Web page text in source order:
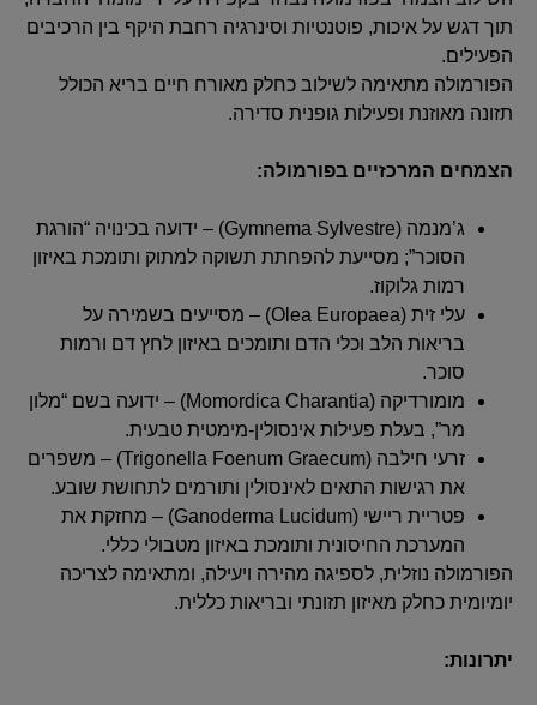
תוך דגש על איכות, פוטנטיות וסינרגיה רחבת היקף בין הרכיבים
הפעילים.
הפורמולה מתאימה לשילוב כחלק מאורח חיים בריא הכולל
תזונה מאוזנת ופעילות גופנית סדירה.
הצמחים המרכזיים בפורמולה:
ג’מנמה (Gymnema Sylvestre) – ידועה בכינויה “הורגת
הסוכר”; מסייעת להפחתת תשוקה למתוק ותומכת באיזון
רמות גלוקוז.
עלי זית (Olea Europaea) – מסייעים בשמירה על
בריאות הלב וכלי הדם ותומכים באיזון לחץ דם ורמות
סוכר.
מומורדיקה (Momordica Charantia) – ידועה בשם “מלון
מר”, בעלת פעילות אינסולין-מימטית טבעית.
זרעי חילבה (Trigonella Foenum Graecum) – משפרים
את רגישות התאים לאינסולין ותורמים לתחושת שובע.
פטריית ריישי (Ganoderma Lucidum) – מחזקת את
המערכת החיסונית ותומכת באיזון מטבולי כללי.
הפורמולה נוזלית, לספיגה מהירה ויעילה, ומתאימה לצריכה
יומיומית כחלק מאיזון תזונתי ובריאות כללית.
יתרונות: